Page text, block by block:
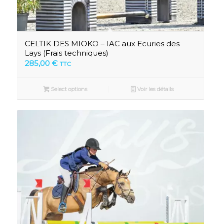
CELTIK DES MIOKO – IAC aux Ecuries des
Lays (Frais techniques)
285,00 € TTC
Select options Voir les détails